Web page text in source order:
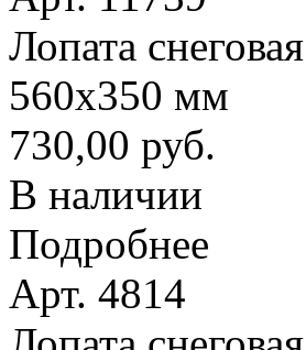
Лопата
560х350 мм
730,00 руб.
В наличии
Подробнее
Арт. 4814